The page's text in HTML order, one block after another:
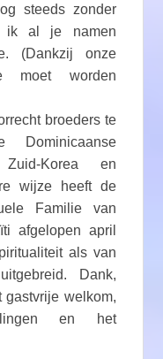
steeds zonder
ik al je namen
(Dankzij onze
moet worden
broeders te
Zuid-Korea en
wijze heeft de
Familie van
afgelopen april
als van
Dank,
gastvrije welkom,
en het